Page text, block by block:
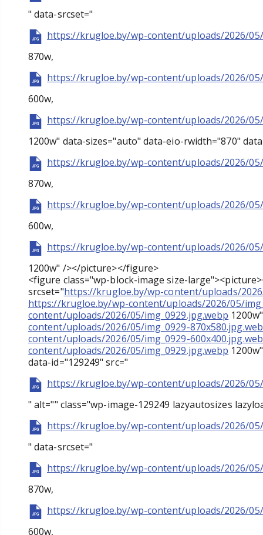
" data-srcset="
https://krugloe.by/wp-content/uploads/2026/05/
870w,
https://krugloe.by/wp-content/uploads/2026/05/
600w,
https://krugloe.by/wp-content/uploads/2026/
1200w" data-sizes="auto" data-eio-rwidth="870"
https://krugloe.by/wp-content/uploads/2026/05/
870w,
https://krugloe.by/wp-content/uploads/2026/05/
600w,
https://krugloe.by/wp-content/uploads/2026/
1200w" /></picture></figure>
<figure class="wp-block-image size-
srcset="https://krugloe.by/wp-content/uploads/
https://krugloe.by/wp-content/uploads/2026/05/
content/uploads/2026/05/img_0929.jpg.webp
content/uploads/2026/05/img_0929-
content/uploads/2026/05/img_0929-
content/uploads/2026/05/img_0929.jpg.webp
data-id="129249" src="
https://krugloe.by/wp-content/uploads/2026/05/
" alt="" class="wp-image-129249 lazyautosizes
https://krugloe.by/wp-content/uploads/2026/05/
" data-srcset="
https://krugloe.by/wp-content/uploads/2026/05/
870w,
https://krugloe.by/wp-content/uploads/2026/05/
600w,